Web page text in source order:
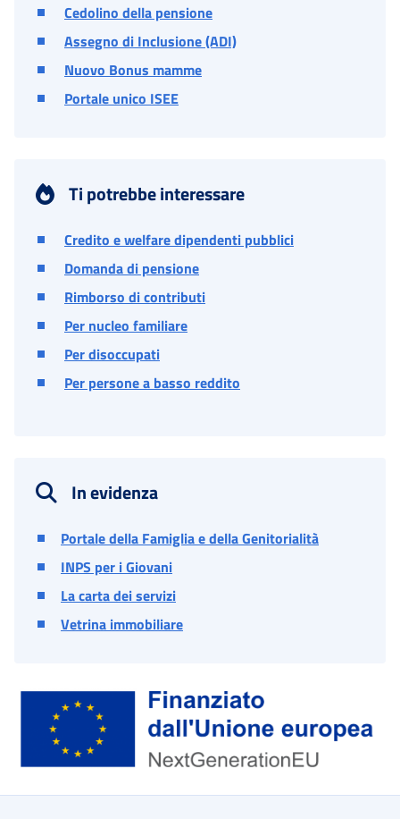
Cedolino della pensione
Assegno di Inclusione (ADI)
Nuovo Bonus mamme
Portale unico ISEE
Ti potrebbe interessare
Credito e welfare dipendenti pubblici
Domanda di pensione
Rimborso di contributi
Per nucleo familiare
Per disoccupati
Per persone a basso reddito
In evidenza
Portale della Famiglia e della Genitorialità
INPS per i Giovani
La carta dei servizi
Vetrina immobiliare